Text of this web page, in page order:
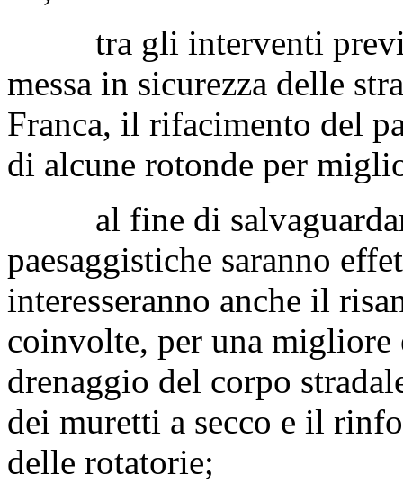
tra gli interventi
messa in sicurezza delle
Franca, il rifacimento del
di alcune rotonde per
al fine di
paesaggistiche saranno
interesseranno anche il
coinvolte, per una migliore
drenaggio del corpo
dei muretti a secco e il
delle rotatorie;